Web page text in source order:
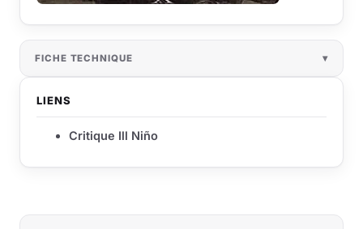
FICHE TECHNIQUE
LIENS
Critique Ill Niño